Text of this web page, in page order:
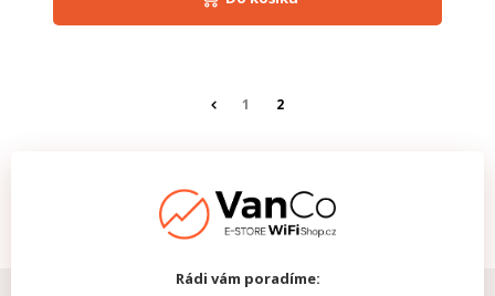
1 2
Rádi vám poradíme: